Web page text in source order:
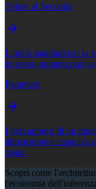
Token al Secondo
L'unità standard per la
lo stesso numero può
Parametri
I pesi appresi di un
dimensione e capacità,
costo.
Scopri come
l'economia